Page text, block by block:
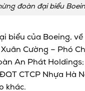
đoàn đại biểu
biểu của Boeing, về
Cường – Phó
An Phát
CTCP Nhựa Hà
khác.